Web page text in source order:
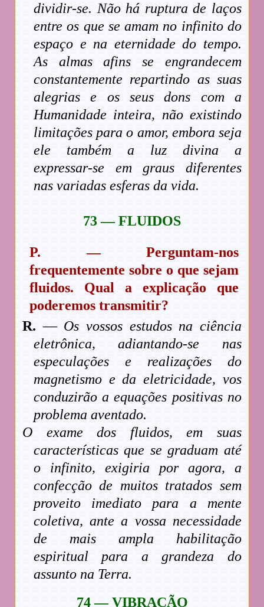
dividir-se. Não há ruptura de laços
entre os que se amam no infinito do
espaço e na eternidade do tempo.
As almas afins se engrandecem
constantemente repartindo as suas
alegrias e os seus dons com a
Humanidade inteira, não existindo
limitações para o amor, embora seja
ele também a luz divina a
expressar-se em graus diferentes
nas variadas esferas da vida.
73 — FLUIDOS
P. — Perguntam-nos
frequentemente sobre o que sejam
fluidos. Qual a explicação que
poderemos transmitir?
R.— Os vossos estudos na ciência
eletrônica, adiantando-se nas
especulações e realizações do
magnetismo e da eletricidade, vos
conduzirão a equações positivas no
problema aventado.
O exame dos fluidos, em suas
características que se graduam até
o infinito, exigiria por agora, a
confecção de muitos tratados sem
proveito imediato para a mente
coletiva, ante a vossa necessidade
de mais ampla habilitação
espiritual para a grandeza do
assunto na Terra.
74 — VIBRAÇÃO